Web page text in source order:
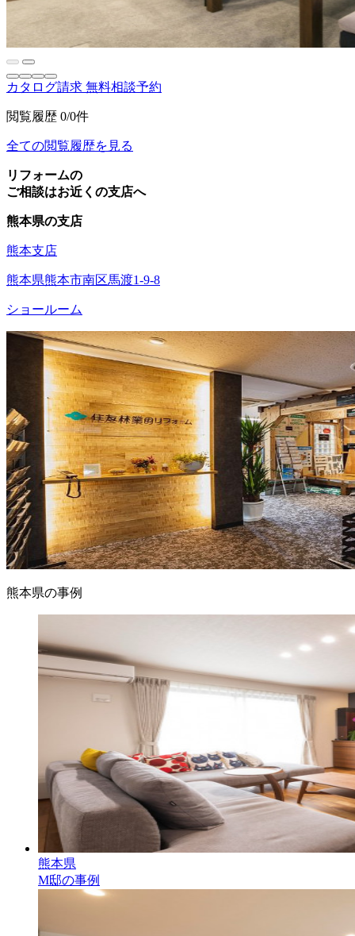
カタログ請求 無料相談予約
閲覧履歴 0/0件
全ての閲覧履歴を見る
リフォームの
ご相談はお近くの支店へ
熊本県の支店
熊本支店
熊本県熊本市南区馬渡1-9-8
ショールーム
熊本県の事例
熊本県
M邸の事例